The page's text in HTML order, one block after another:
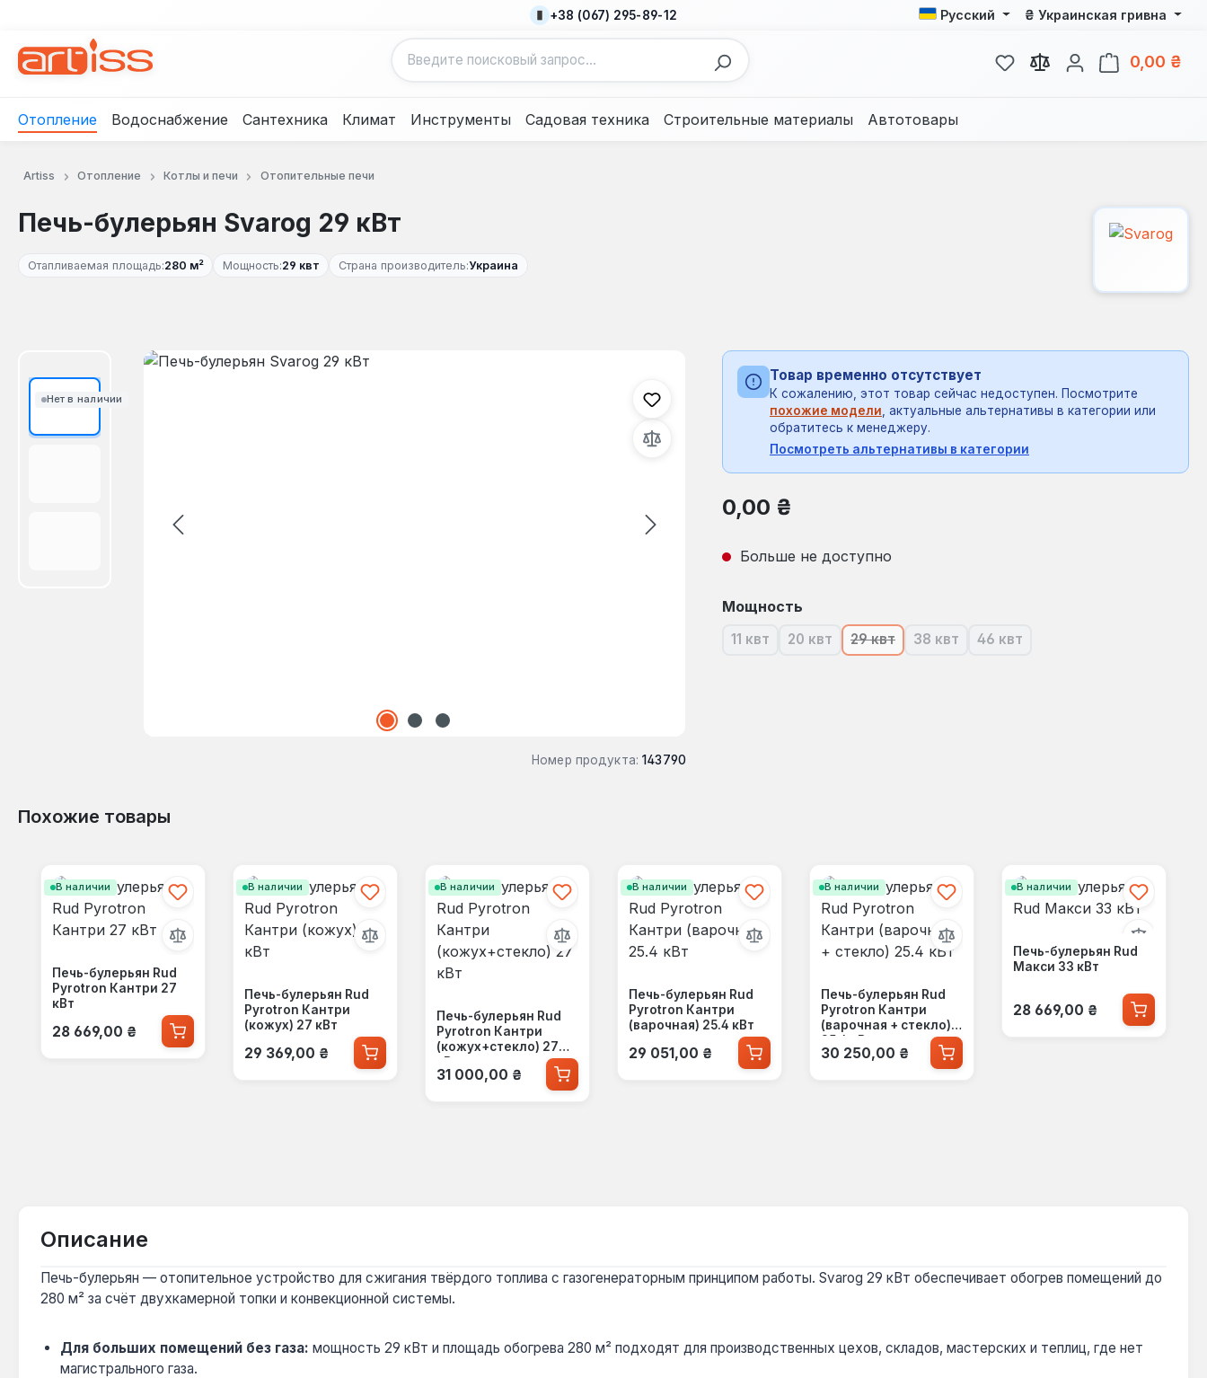
+38 (067) 295-89-12 Русский ₴ Украинская гривна
У вас есть товары из
0,00 ₴
Отопление Водоснабжение Сантехника Климат Инструменты Садовая техника Строительные материалы Автотовары
Artiss Отопление Котлы и печи Отопительные печи
Печь-булерьян Svarog 29 кВт
Отапливаемая площадь:280 м² Мощность:29 квт Страна производитель:Украина
Нет в наличии
Пропустить галерею изображений
Номер продукта: 143790
Товар временно отсутствует
К сожалению, этот товар сейчас недоступен. Посмотрите
похожие модели , актуальные альтернативы в категории или
обратитесь к менеджеру.
Посмотреть альтернативы в категории
Обычная цена:
0,00 ₴
Больше не доступно
Выберите
Мощность
11 квт(В настоящее время эта опция недоступна.)
20 квт(В настоящее время эта опция недоступна.)
29 квт(В настоящее время эта опция недоступна.)
38 квт(В настоящее время эта опция
46 квт(В настоящее время эта опция
Похожие товары
В наличии
Печь-булерьян Rud
Pyrotron Кантри 27
кВт
Обычная цена:
28 669,00 ₴
В наличии
Печь-булерьян Rud
Pyrotron Кантри
(кожух) 27 кВт
Обычная цена:
29 369,00 ₴
В наличии
Печь-булерьян Rud
Pyrotron Кантри
(кожух+стекло) 27
кВт
Обычная цена:
31 000,00 ₴
В наличии
Печь-булерьян Rud
Pyrotron Кантри
(варочная) 25.4 кВт
Обычная цена:
29 051,00 ₴
В наличии
Печь-булерьян Rud
Pyrotron Кантри
(варочная + стекло)
25.4 кВт
Обычная цена:
30 250,00 ₴
В наличии
Печь-булерьян Rud
Макси 33 кВт
Обычная цена:
28 669,00 ₴
Описание
Печь-булерьян — отопительное устройство для сжигания твёрдого топлива с газогенераторным принципом работы. Svarog 29 кВт обеспечивает обогрев помещений до
280 м² за счёт двухкамерной топки и конвекционной системы.
Для больших помещений без газа: мощность 29 кВт и площадь обогрева 280 м² подходят для производственных цехов, складов, мастерских и теплиц, где нет
магистрального газа.